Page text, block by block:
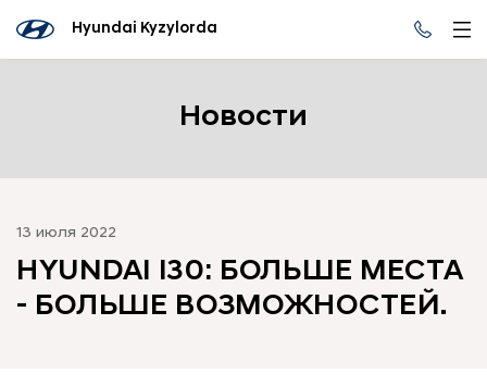
Hyundai Kyzylorda
Новости
13 июля 2022
HYUNDAI I30: БОЛЬШЕ МЕСТА
- БОЛЬШЕ ВОЗМОЖНОСТЕЙ.